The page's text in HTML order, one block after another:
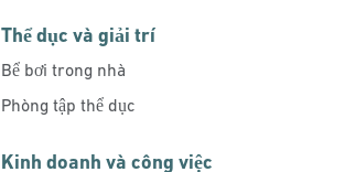
Thể dục và giải trí
Bể bơi trong nhà
Phòng tập thể dục
Kinh doanh và công việc